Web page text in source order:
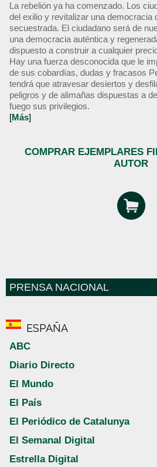
La rebelión ya ha comenzado. Los
del exilio y revitalizar una democracia
secuestrada. El ciudadano será de
una democracia auténtica y
dispuesto a construir a cualquier
Hay una fuerza desconocida que le
de sus cobardías, dudas y fracasos
tendrá que atravesar desiertos y
peligros y de alimañas dispuestas a
fuego sus privilegios.
[Más]
COMPRAR EJEMPLARES
AUTOR
PRENSA NACIONAL
ESPAÑA
ABC
Diario Directo
El Mundo
El País
El Periódico de Catalunya
El Semanal Digital
Estrella Digital